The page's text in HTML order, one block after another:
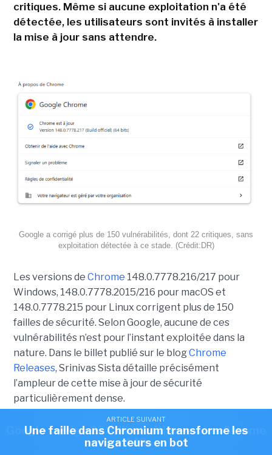
ARTICLE SUIVANT
Google corrige 22 failles critiques dans Chrome
148
critiques. Même si aucune exploitation n'a été
détectée, les utilisateurs sont invités à installer
la mise à jour sans attendre.
Google a corrigé plus de 150 vulnérabilités, dont 22 critiques, sans
exploitation détectée à ce stade. (Crédit:DR)
Les versions de Chrome 148.0.7778.216/217 pour
Windows, 148.0.7778.2015/216 pour macOS et
148.0.7778.215 pour Linux corrigent plus de 150
failles de sécurité. Selon Google, aucune de ces
vulnérabilités n’est pour l’instant exploitée dans la
nature. Dans le billet publié sur le blogChrome
Releases, Srinivas Sista détaille précisément
l’ampleur de cette mise à jour de sécurité
particulièrement dense.
Parmi les 151 failles corrigées, 134 ont été
découvertes directement par Google, tandis que 17
ARTICLE SUIVANT
Une faille dans Chromium transforme les
navigateurs en bot